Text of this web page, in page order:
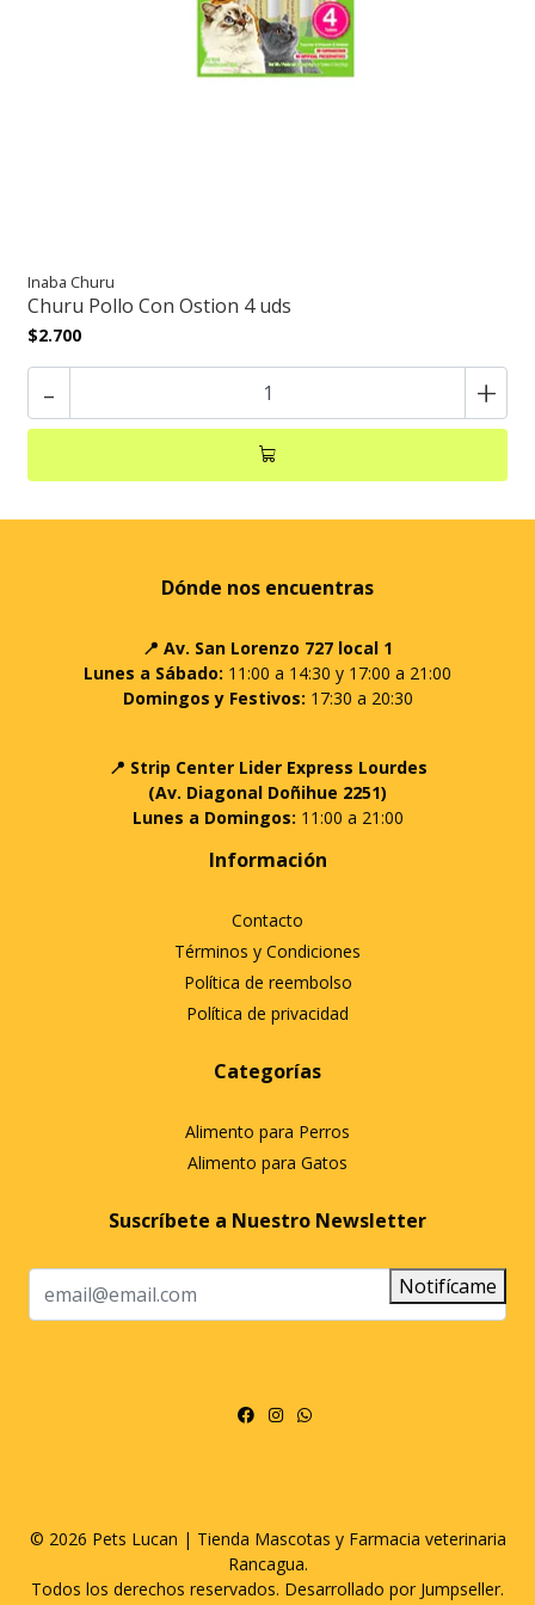
Inaba Churu
Churu Pollo Con Ostion 4 uds
$2.700
- +
Dónde nos encuentras
📍 Av. San Lorenzo 727 local 1
Lunes a Sábado: 11:00 a 14:30 y 17:00 a 21:00
Domingos y Festivos: 17:30 a 20:30
📍 Strip Center Lider Express Lourdes
(Av. Diagonal Doñihue 2251)
Lunes a Domingos: 11:00 a 21:00
Información
Contacto
Términos y Condiciones
Política de reembolso
Política de privacidad
Categorías
Alimento para Perros
Alimento para Gatos
Suscríbete a Nuestro Newsletter
Notifícame
© 2026 Pets Lucan | Tienda Mascotas y Farmacia veterinaria
Rancagua.
Todos los derechos reservados. Desarrollado por Jumpseller.